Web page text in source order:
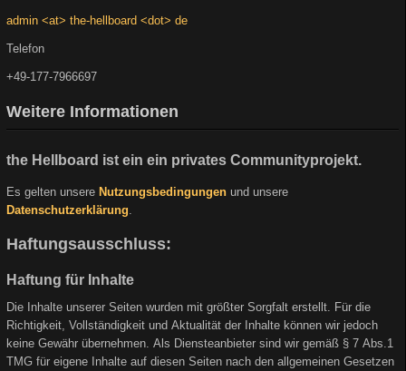
admin <at> the-hellboard <dot> de
Telefon
+49-177-7966697
Weitere Informationen
the Hellboard ist ein ein privates Communityprojekt.
Es gelten unsere Nutzungsbedingungen und unsere
Datenschutzerklärung
Haftungsausschluss:
Haftung für Inhalte
Die Inhalte unserer Seiten wurden mit größter Sorgfalt erstellt. Für die
Richtigkeit, Vollständigkeit und Aktualität der Inhalte können wir jedoch
keine Gewähr übernehmen. Als Diensteanbieter sind wir gemäß § 7 Abs.1
TMG für eigene Inhalte auf diesen Seiten nach den allgemeinen Gesetzen